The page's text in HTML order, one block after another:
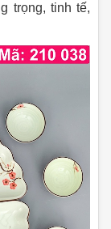
trọng, tinh tế,